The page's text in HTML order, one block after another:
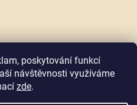
poskytování funkcí
návštěvnosti využíváme
zde.